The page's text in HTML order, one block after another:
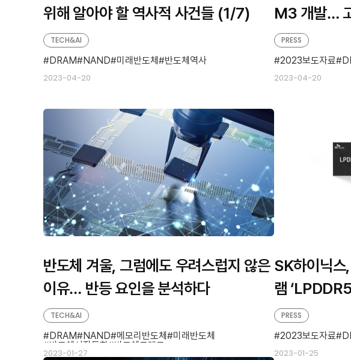
위해 알아야 할 역사적 사건들 (1/7)
2023-04-20
TECH&AI
DRAM NAND 미래반도체 반도체역사
M3 개발…
2023-04-20
PRESS
2023보도자료
반도체 겨울, 그럼에도 우려스럽지 않은
이유… 반등 요인을 분석하다
2023-01-27
TECH&AI
DRAM NAND 메모리반도체
미래반도체
반도체시장동향
반도체트렌드
SK하이닉스
램
2023-01-25
PRESS
2023보도자료